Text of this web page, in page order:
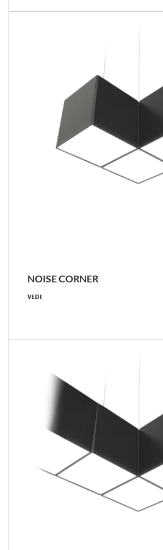
82 [lm/W]
NOISE CORNER
VEDI
13 [W]
77 [lm/W]
Confronta la